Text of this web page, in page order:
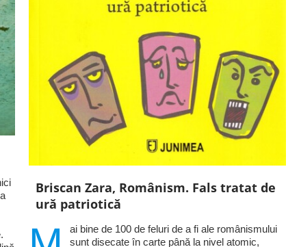
Briscan Zara, Românism. Fals tratat de
ură patriotică
ai bine de 100 de feluri de a fi ale românismului
sunt disecate în carte până la nivel atomic,